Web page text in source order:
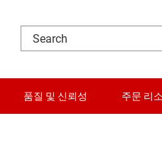
품질 및 신뢰성 주문 리